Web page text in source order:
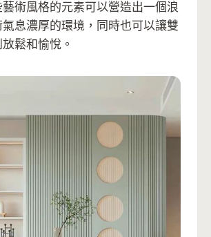
藝術風格的元素可以營造出一個浪
氣息濃厚的環境，同時也可以讓雙
鬆和愉悅。